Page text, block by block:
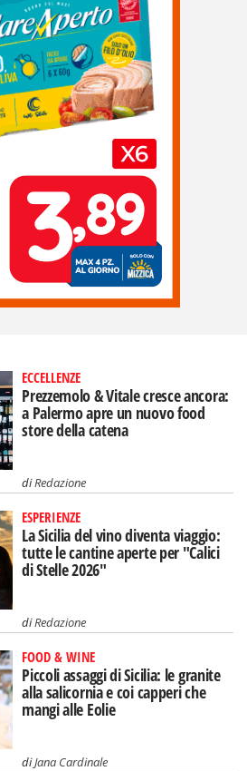
ECCELLENZE
Prezzemolo & Vitale cresce ancora:
a Palermo apre un nuovo food
store della catena
diRedazione
ESPERIENZE
La Sicilia del vino diventa viaggio:
tutte le cantine aperte per "Calici
di Stelle 2026"
diRedazione
FOOD & WINE
Piccoli assaggi di Sicilia: le granite
alla salicornia e coi capperi che
mangi alle Eolie
diJana Cardinale